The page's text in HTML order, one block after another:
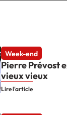
Week-end
Pierre Prévost
vieux vieux
Lire l'article